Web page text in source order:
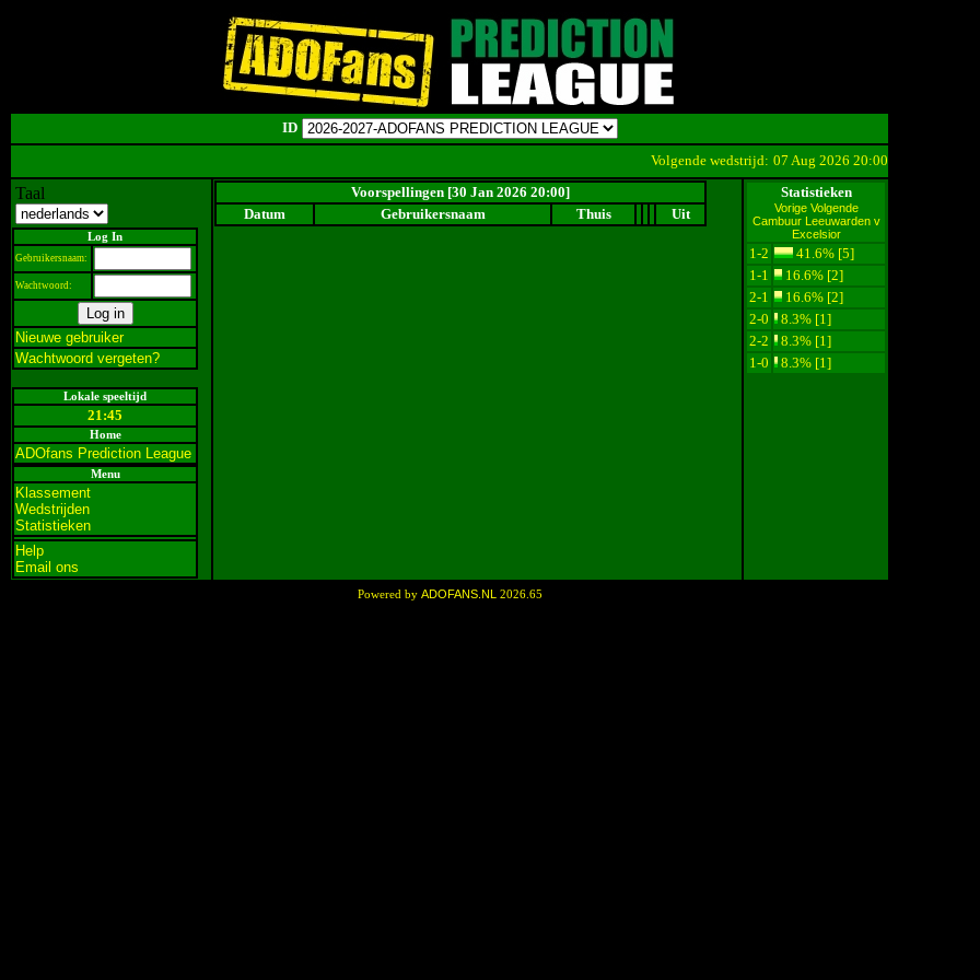
ID
Volgende wedstrijd: 07 Aug 2026 20:00 Cambuur
Taal
Log In
Gebruikersnaam:
Wachtwoord:
Nieuwe gebruiker
Wachtwoord vergeten?
Lokale speeltijd
21:45
Home
ADOfans Prediction League
Menu
Klassement
Wedstrijden
Statistieken
Help
Email ons
Voorspellingen [30 Jan 2026 20:00]
Datum
Gebruikersnaam Thuis Uit
Statistieken
Vorige Volgende
Cambuur Leeuwarden v
Excelsior
1-2
41.6% [5]
1-1
16.6% [2]
2-1
16.6% [2]
2-0
8.3% [1]
2-2
8.3% [1]
1-0
8.3% [1]
Powered by ADOFANS.NL 2026.65